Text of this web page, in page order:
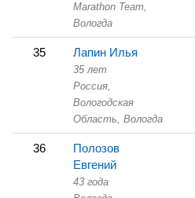
Marathon Team,
Вологда
35 Лапин Илья
35 лет
Россия,
Вологодская
Область, Вологда
36
Полозов
Евгений
43 года